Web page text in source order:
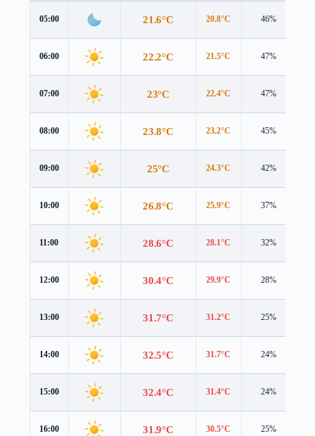
05:00 21.6°C 20.8°C 46%
06:00 22.2°C 21.5°C 47%
07:00 23°C 22.4°C 47%
08:00 23.8°C 23.2°C 45%
09:00 25°C 24.3°C 42%
10:00 26.8°C 25.9°C 37%
11:00 28.6°C 28.1°C 32%
12:00 30.4°C 29.9°C 28%
13:00 31.7°C 31.2°C 25%
14:00 32.5°C 31.7°C 24%
15:00 32.4°C 31.4°C 24%
16:00 31.9°C 30.5°C 25%